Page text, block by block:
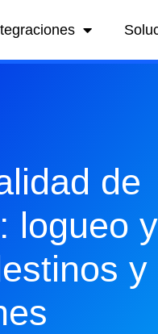
de
logueo y
y